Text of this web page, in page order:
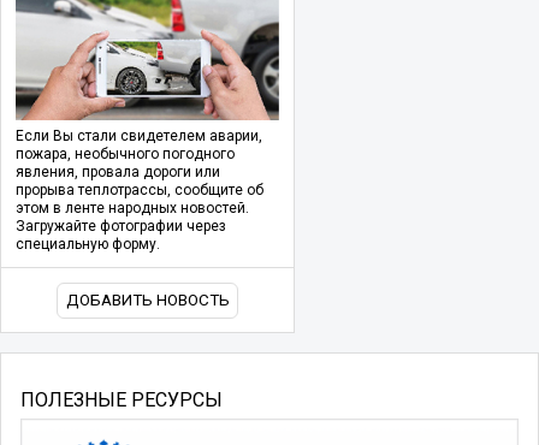
Если Вы стали свидетелем аварии,
пожара, необычного погодного
явления, провала дороги или
прорыва теплотрассы, сообщите об
этом в ленте народных новостей.
Загружайте фотографии через
специальную форму.
ДОБАВИТЬ НОВОСТЬ
ПОЛЕЗНЫЕ РЕСУРСЫ